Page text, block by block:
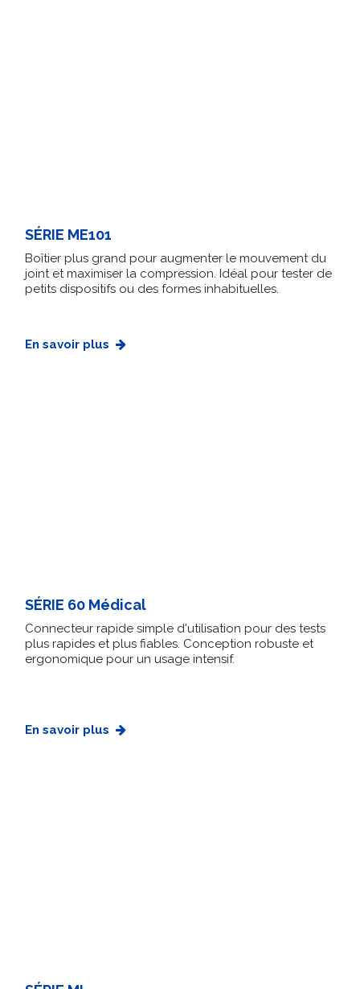
SÉRIE ME101
Boîtier plus grand pour augmenter le mouvement du
joint et maximiser la compression. Idéal pour tester de
petits dispositifs ou des formes inhabituelles.
En savoir plus
SÉRIE 60 Médical
Connecteur rapide simple d'utilisation pour des tests
plus rapides et plus fiables. Conception robuste et
ergonomique pour un usage intensif.
En savoir plus